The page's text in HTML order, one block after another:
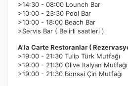
>14:30 - 08:00 Lounch Bar
>10:00 - 23:30 Pool Bar
>10:00 - 18:00 Beach Bar
>Servis Bar ( Belirli saatleri )
A'la Carte Restoranlar (
>19:00 - 21:30 Tulip Türk Mutfağı
>19:00 - 21:30 Olive Italyan Mutfağı
>19:00 - 21:30 Bonsai Çin Mutfağı